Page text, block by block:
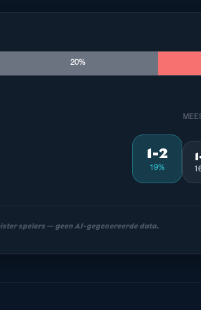
20%
1-2
19%
spelers — geen AI-gegenereerde data.